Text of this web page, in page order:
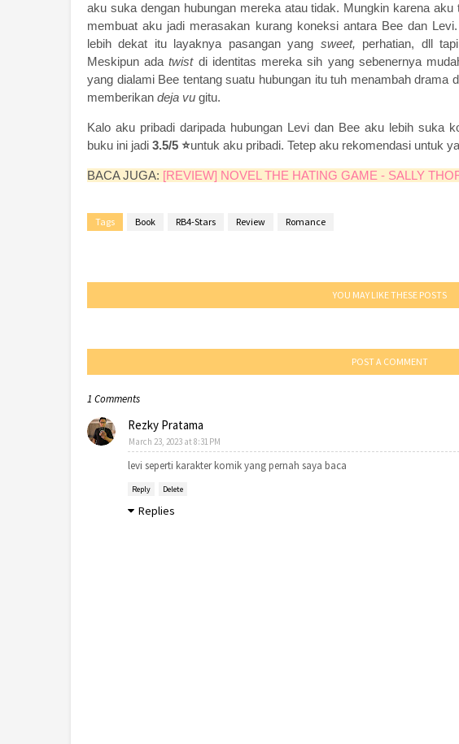
aku suka dengan hubungan mereka atau tidak. Mungkin karena
membuat aku jadi merasakan kurang koneksi antara Bee dan
lebih dekat itu layaknya pasangan yang sweet, perhatian, dll
Meskipun adatwist di identitas mereka sih yang sebenernya
yang dialami Bee tentang suatu hubungan itu tuh menambah drama
memberikan deja vu gitu.
Kalo aku pribadi daripada hubungan Levi dan Bee aku lebih suka
buku ini jadi 3.5/5 ⭐untuk aku pribadi. Tetep aku rekomendasi untuk
BACA JUGA: [REVIEW] NOVEL THE HATING GAME - SALLY
Tags Book RB4-Stars Review Romance
YOU MAY LIKE THESE POSTS
POST A COMMENT
1 Comments
Rezky Pratama
March 23, 2023 at 8:31 PM
levi seperti karakter komik yang pernah saya baca
Reply Delete
Replies